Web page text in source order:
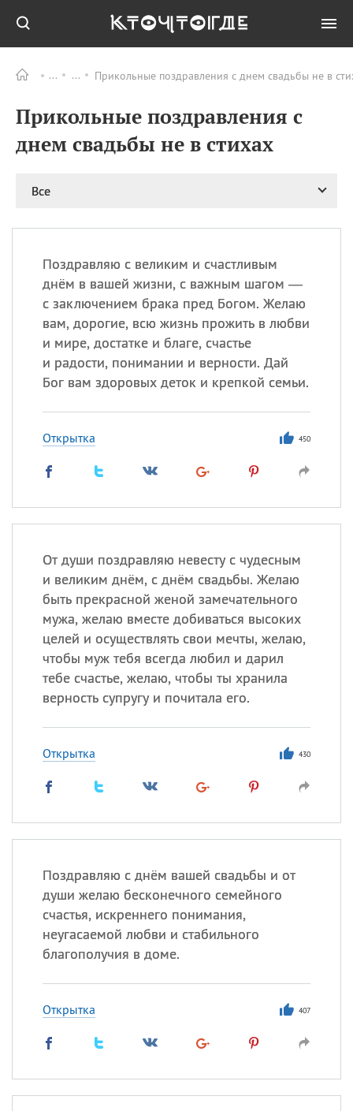
Прикольные поздравления с днем свадьбы не в
Прикольные поздравления с
днем свадьбы не в стихах
Все
Поздравляю с великим и счастливым
днём в вашей жизни, с важным шагом —
с заключением брака пред Богом. Желаю
вам, дорогие, всю жизнь прожить в любви
и мире, достатке и благе, счастье
и радости, понимании и верности. Дай
Бог вам здоровых деток и крепкой семьи.
Открытка 450
От души поздравляю невесту с чудесным
и великим днём, с днём свадьбы. Желаю
быть прекрасной женой замечательного
мужа, желаю вместе добиваться высоких
целей и осуществлять свои мечты, желаю,
чтобы муж тебя всегда любил и дарил
тебе счастье, желаю, чтобы ты хранила
верность супругу и почитала его.
Открытка 430
Поздравляю с днём вашей свадьбы и от
души желаю бесконечного семейного
счастья, искреннего понимания,
неугасаемой любви и стабильного
благополучия в доме.
Открытка 407
ПРАЗДНИКИ Все
08.08 День «Счастье
случается» (Happiness
Happens Day)
великомученика
покровителя всех
врачей и целителя
больных
09.08 День книголюбов (Book
Lovers Day)
ИМЕНА
Все
Сегодня празднуют именины
Александр Макар
происхождение